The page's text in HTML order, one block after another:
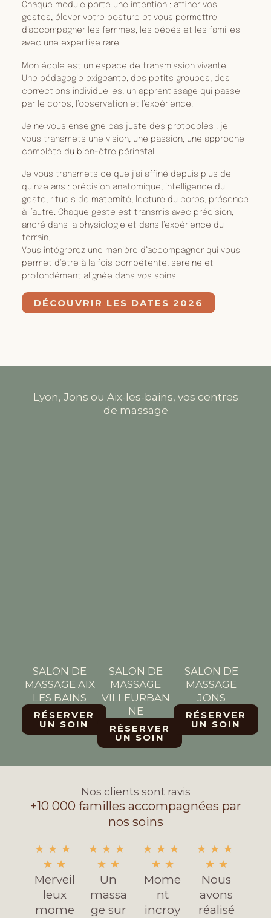
Chaque module porte une intention : affiner vos
gestes, élever votre posture et vous permettre
d’accompagner les femmes, les bébés et les familles
avec une expertise rare.
Mon école est un espace de transmission vivante.
Une pédagogie exigeante, des petits groupes, des
corrections individuelles, un apprentissage qui passe
par le corps, l’observation et l’expérience.
Je ne vous enseigne pas juste des protocoles : je
vous transmets une vision, une passion, une approche
complète du bien-être périnatal.
Je vous transmets ce que j’ai affiné depuis plus de
quinze ans : précision anatomique, intelligence du
geste, rituels de maternité, lecture du corps, présence
à l’autre. Chaque geste est transmis avec précision,
ancré dans la physiologie et dans l’expérience du
terrain.
Vous intégrerez une manière d’accompagner qui vous
permet d’être à la fois compétente, sereine et
profondément alignée dans vos soins.
DÉCOUVRIR LES DATES 2026
Lyon, Jons ou Aix-les-bains, vos centres
de massage
SALON DE
MASSAGE AIX
LES BAINS
RÉSERVER
UN SOIN
SALON DE
MASSAGE
VILLEURBAN
NE
RÉSERVER
UN SOIN
SALON DE
MASSAGE
JONS
RÉSERVER
UN SOIN
Nos clients sont ravis
+10 000 familles accompagnées par
nos soins
★ ★ ★
★ ★
N
t
é
5
Merveil
leux
mome
★ ★ ★
★ ★
N
é
5
Un
massa
ge sur
★ ★ ★
★ ★
N
o
t
5
Mome
nt
incroy
★ ★ ★
★ ★
N
o
t
é
5
Nous
avons
réalisé